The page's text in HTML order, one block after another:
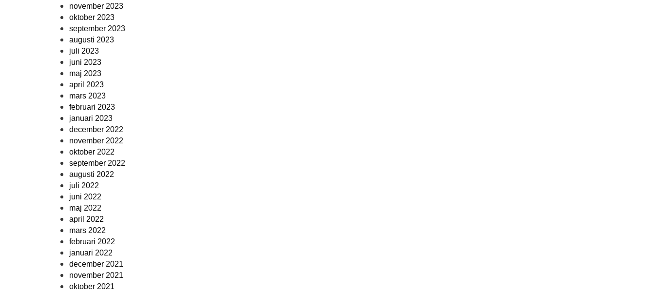
november 2023
oktober 2023
september 2023
augusti 2023
juli 2023
juni 2023
maj 2023
april 2023
mars 2023
februari 2023
januari 2023
december 2022
november 2022
oktober 2022
september 2022
augusti 2022
juli 2022
juni 2022
maj 2022
april 2022
mars 2022
februari 2022
januari 2022
december 2021
november 2021
oktober 2021